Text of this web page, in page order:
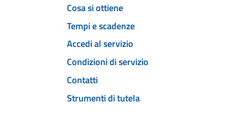
Cosa si ottiene
Tempi e scadenze
Accedi al servizio
Condizioni di servizio
Contatti
Strumenti di tutela